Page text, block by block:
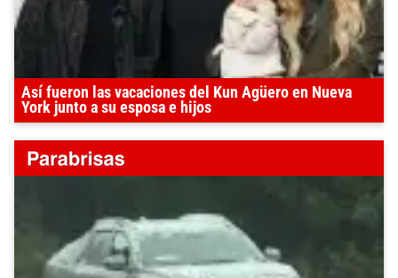
Así fueron las vacaciones del Kun Agüero en Nueva
York junto a su esposa e hijos